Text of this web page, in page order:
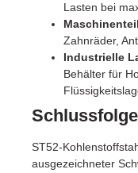
Lasten bei
Zahnräder,
Industrielle
Behälter für
ST52-
ausgezeichneter